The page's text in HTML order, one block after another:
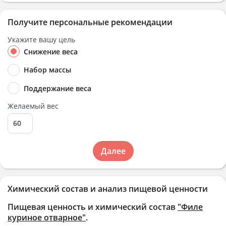
Химический состав и анализ пищевой ценности
Пищевая ценность и химический состав "Филе
куриное отварное".
Получите персональные рекомендации
Укажите вашу цель
Снижение веса
Набор массы
Поддержание веса
Желаемый вес
Далее